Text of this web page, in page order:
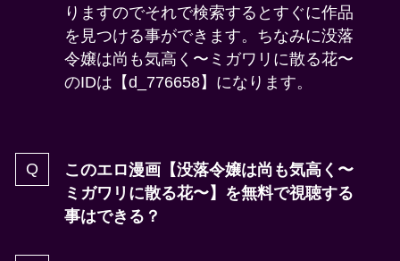
りますのでそれで検索するとすぐに作品
を見つける事ができます。ちなみに没落
令嬢は尚も気高く〜ミガワリに散る花〜
のIDは【d_776658】になります。
このエロ漫画【没落令嬢は尚も気高く〜
ミガワリに散る花〜】を無料で視聴する
事はできる？